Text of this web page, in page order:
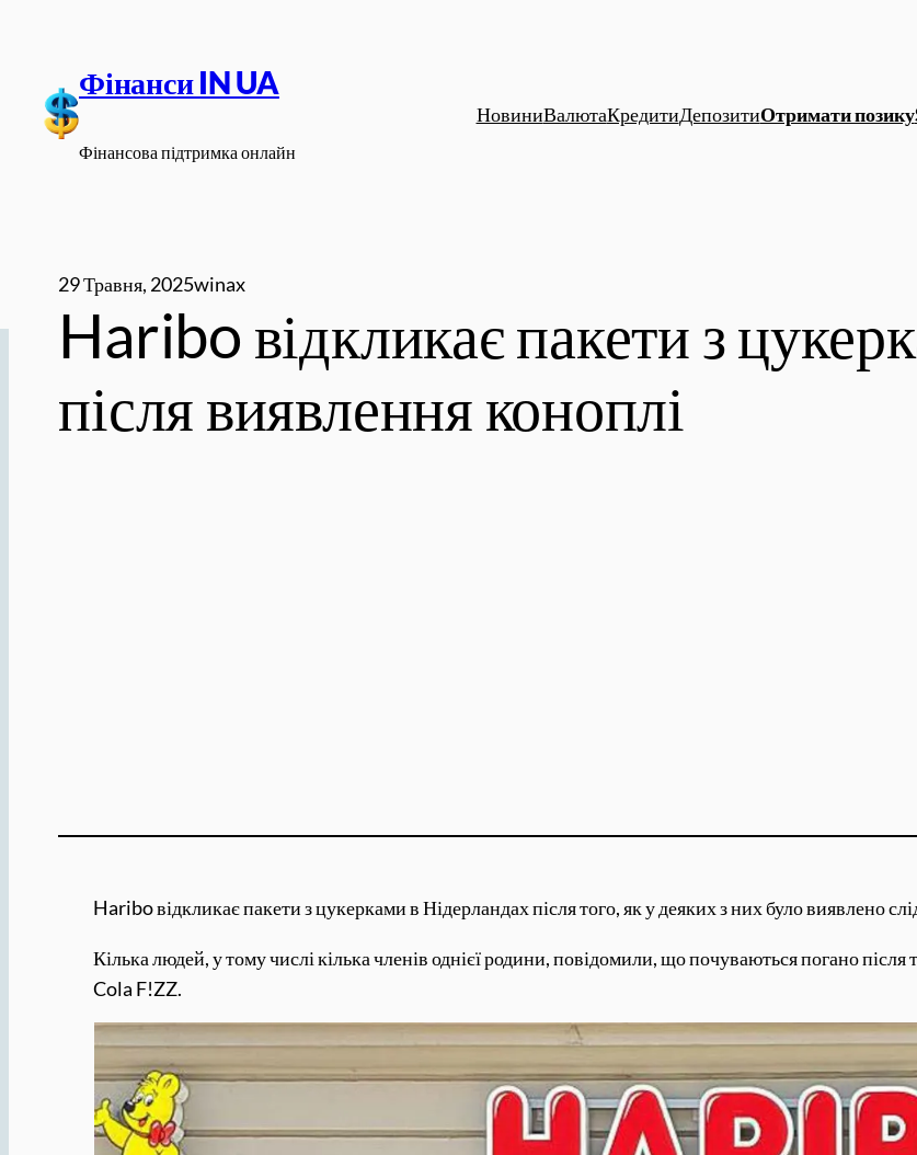
вмісту
Фінанси IN UA
Фінансова підтримка онлайн
НовиниВалютаКредитиДепозитиОтримати позику
29 Травня, 2025winax
Haribo відкликає пакети з
після виявлення коноплі
Haribo відкликає пакети з цукерками в Нідерландах після того, як у деяких з них було виявлено
Кілька людей, у тому числі кілька членів однієї родини, повідомили, що почуваються погано
Cola F!ZZ.